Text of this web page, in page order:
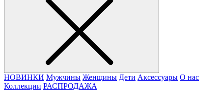
НОВИНКИ Мужчины Женщины Дети Аксессуары О нас
Коллекции РАСПРОДАЖА